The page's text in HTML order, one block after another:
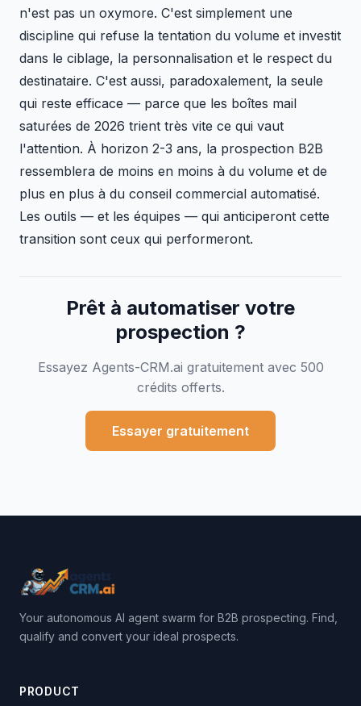
n'est pas un oxymore. C'est simplement une
discipline qui refuse la tentation du volume et investit
dans le ciblage, la personnalisation et le respect du
destinataire. C'est aussi, paradoxalement, la seule
qui reste efficace — parce que les boîtes mail
saturées de 2026 trient très vite ce qui vaut
l'attention. À horizon 2-3 ans, la prospection B2B
ressemblera de moins en moins à du volume et de
plus en plus à du conseil commercial automatisé.
Les outils — et les équipes — qui anticiperont cette
transition sont ceux qui performeront.
Prêt à automatiser votre
prospection ?
Essayez Agents-CRM.ai gratuitement avec 500
crédits offerts.
Essayer gratuitement
Your autonomous AI agent swarm for B2B prospecting. Find,
qualify and convert your ideal prospects.
PRODUCT